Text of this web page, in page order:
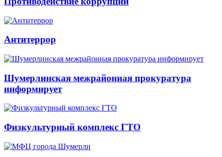
Антитеррор
Шумерлинская межрайонная прокуратура
информирует
Физкультурный комплекс ГТО